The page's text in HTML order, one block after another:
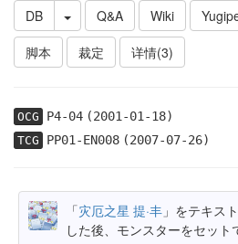
DB Q&A Wiki
脚本
裁定 详情(3)
OCG P4-04(2001-01-18)
TCG PP01-EN008(2007-07-26)
「灾厄之星 提·丰 」をテキス
した後、モンスターをセット